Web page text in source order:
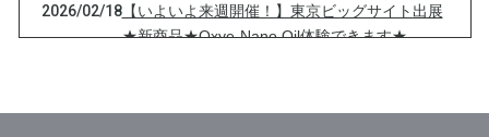
2026/02/18【いよいよ来週開催！】東京ビッグサイト出展
★新商品★Oxye-Nano Oil体験できます★